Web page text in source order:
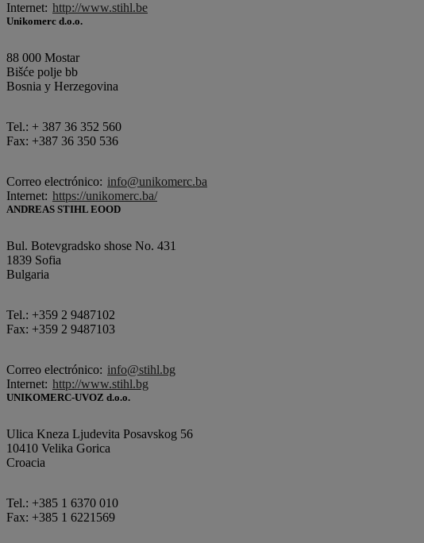
Internet: http://www.stihl.be
Unikomerc d.o.o.
88 000 Mostar
Bišće polje bb
Bosnia y Herzegovina
Tel.: + 387 36 352 560
Fax: +387 36 350 536
Correo electrónico: info@unikomerc.ba
Internet: https://unikomerc.ba/
ANDREAS STIHL EOOD
Bul. Botevgradsko shose No. 431
1839 Sofia
Bulgaria
Tel.: +359 2 9487102
Fax: +359 2 9487103
Correo electrónico: info@stihl.bg
Internet: http://www.stihl.bg
UNIKOMERC-UVOZ d.o.o.
Ulica Kneza Ljudevita Posavskog 56
10410 Velika Gorica
Croacia
Tel.: +385 1 6370 010
Fax: +385 1 6221569